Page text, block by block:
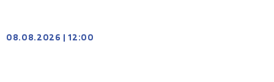
08.08.2026 12:00